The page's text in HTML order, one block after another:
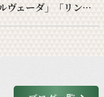
本昌寺フェスタ出展者情報「アーユルヴェーダ」「リンパケア」